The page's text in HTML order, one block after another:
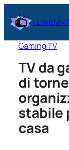
I Love My
Gaming TV
TV da
di
stabile
casa